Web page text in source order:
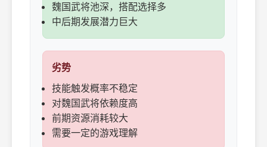
魏国武将池深，搭配选择多
中后期发展潜力巨大
劣势
技能触发概率不稳定
对魏国武将依赖度高
前期资源消耗较大
需要一定的游戏理解